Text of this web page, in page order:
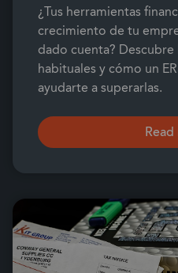
¿Tus herramientas
crecimiento de tu
dado cuenta? Descubre
habituales y cómo un
ayudarte a superarlas.